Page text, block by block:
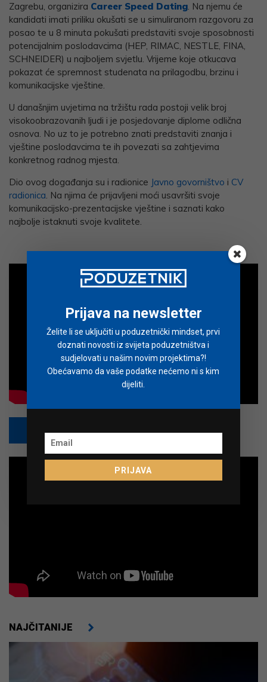
Zagrebu, organizira Career Speed Dating. Na njemu će
kandidati imati priliku okušati se u simuliranom razgovoru za
posao te u 8 minuta pokušati predstaviti svoje sposobnosti
potencijalnim poslodavcima (HEP, RIMAC, NESTLE, FINA,
SCHNEIDER) u najboljem svjetlu. Vrijeme koje otkucava
pokazat će spremnost studenata na prilagodbu, brzinu i
komunikacijske vještine.
U današnjim uvjetima na tržištu rada postoji velik broj
visokoobrazovanih ljudi i je posjedovanje diplome odlična
osnova. No uz to je potrebno znati predstaviti znanja i
vještine poslodavcima te ih povezati sa zahtjevima
konkretnog radnog mjesta.
Dio ovog događanja su i radionice Javno govorništvo i CV
radionica. Na njima će prijavljeni moći usavršiti svoje
komunikacijsko-prezentacijske vještine i saznati kako
najbolje istaknuti svoje kvalitete.
NAJČITANIJE
Prijava na newsletter
Želite li se uključiti u poduzetnički mindset, prvi
doznati novosti iz svijeta poduzetništva i
sudjelovati u našim novim projektima?!
Obećavamo da vaše podatke nećemo ni s kim
dijeliti.
PRIJAVA